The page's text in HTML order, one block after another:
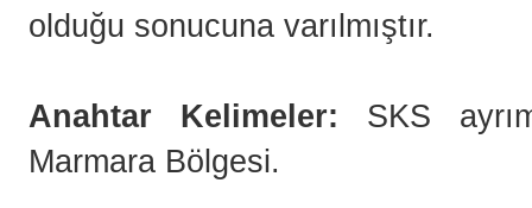
olduğu sonucuna varılmıştır.
Anahtar Kelimeler: SKS
Marmara Bölgesi.